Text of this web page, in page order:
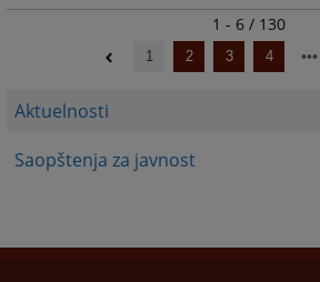
Aktuelnosti
Saopštenja za javnost
1 - 6 / 130
1 2 3 4